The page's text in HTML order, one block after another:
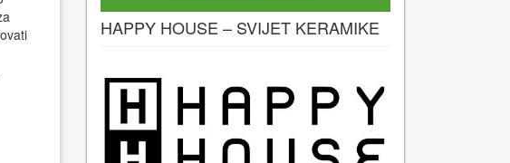
HAPPY HOUSE – SVIJET KERAMIKE